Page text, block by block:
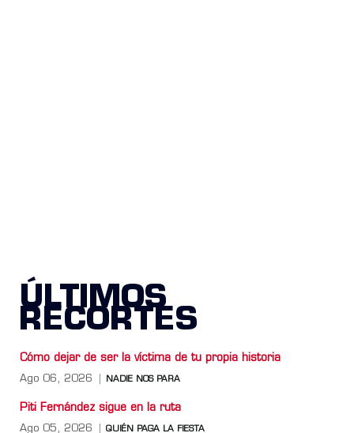
ÚLTIMOS
RECORTES
Cómo dejar de ser la víctima de tu propia historia
Ago 06, 2026 NADIE NOS PARA
Piti Fernández sigue en la ruta
Ago 05, 2026 QUIÉN PAGA LA FIESTA